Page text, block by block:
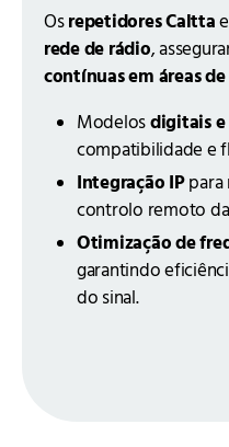
Osrepetidores Caltta
rede de rádio,
contínuas em áreas
Modelosdigitais
compatibilidade e
Integração IPpara
controlo remoto
Otimização de
garantindo
do sinal.